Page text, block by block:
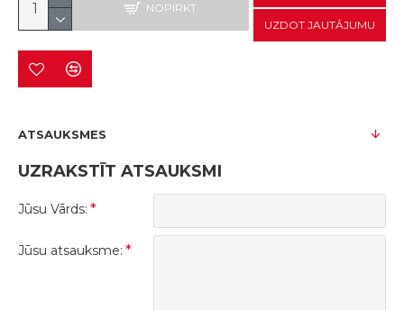
NOPIRKT
UZDOT JAUTĀJUMU
ATSAUKSMES
UZRAKSTĪT ATSAUKSMI
Jūsu Vārds:
Jūsu atsauksme: